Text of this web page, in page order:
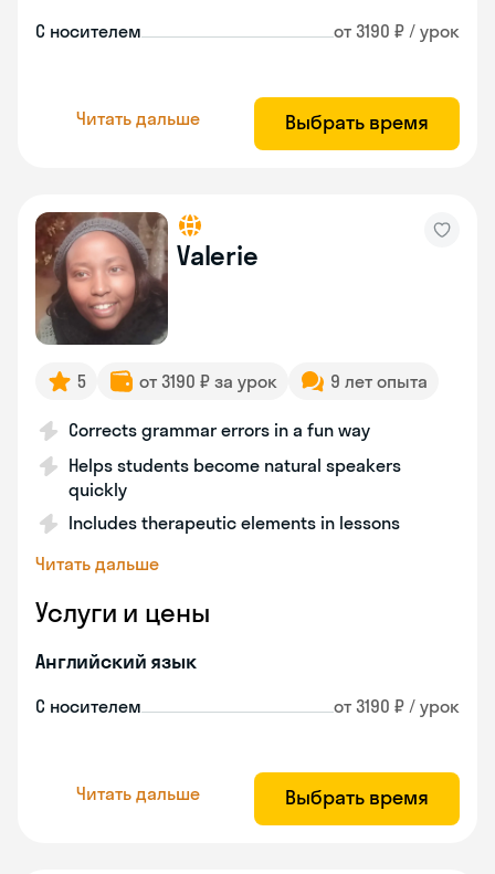
С носителем от 3190 ₽ / урок
Читать дальше Выбрать время
Valerie
5 от 3190 ₽ за урок 9 лет опыта
Corrects grammar errors in a fun way
Helps students become natural speakers
quickly
Includes therapeutic elements in lessons
Читать дальше
Услуги и цены
Английский язык
С носителем от 3190 ₽ / урок
Читать дальше Выбрать время